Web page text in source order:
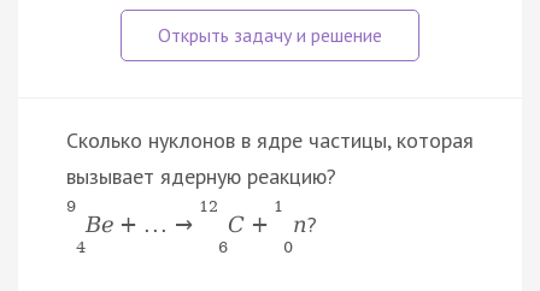
Сколько нуклонов в ядре частицы, которая
вызывает ядерную реакцию?
9
4
Be + . . . →
12
6
C +
1
0
n?